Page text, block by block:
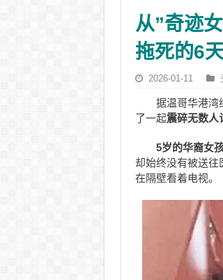
从”奇迹
拖死的6
2026-01-11
据温哥华港湾
了一起震碎无数人
5岁的华裔女
却始终没有被送往
在隔壁看着电视。